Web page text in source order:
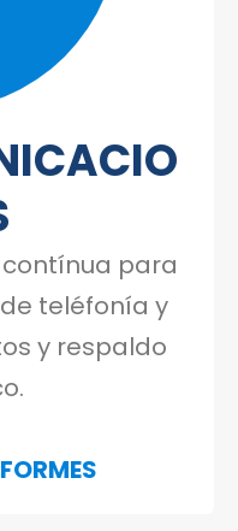
para
teléfonía y
y respaldo